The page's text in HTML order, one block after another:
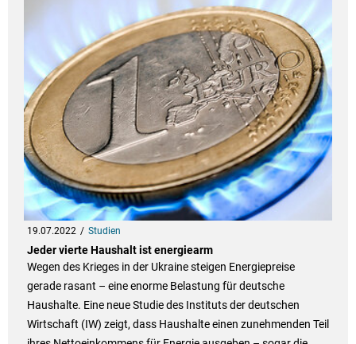
19.07.2022 Studien
Jeder vierte Haushalt ist energiearm
Wegen des Krieges in der Ukraine steigen Energiepreise
gerade rasant – eine enorme Belastung für deutsche
Haushalte. Eine neue Studie des Instituts der deutschen
Wirtschaft (IW) zeigt, dass Haushalte einen zunehmenden Teil